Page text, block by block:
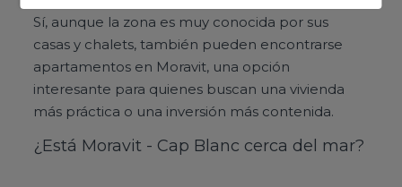
Sí, aunque la zona es muy conocida por sus
casas y chalets, también pueden encontrarse
apartamentos en Moravit, una opción
interesante para quienes buscan una vivienda
más práctica o una inversión más contenida.
¿Está Moravit - Cap Blanc cerca del mar?